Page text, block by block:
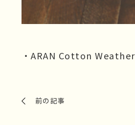
・ARAN Cotton
前の記事